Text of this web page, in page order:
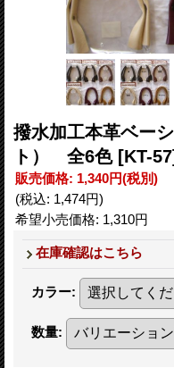
撥水加工本革ベー
ト） 全6色 [KT-57]
販売価格: 1,340円(税別)
(税込: 1,474円)
希望小売価格: 1,310円
在庫確認はこちら
カラー:
数量: